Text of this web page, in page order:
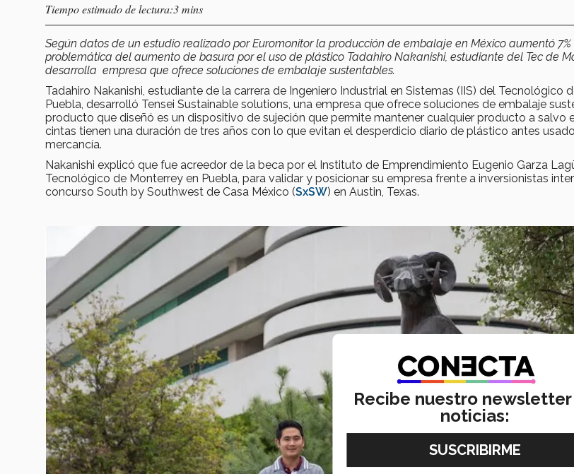
Tiempo estimado de lectura:3 mins
Según datos de un estudio realizado por Euromonitor la producción de embalaje en México aumentó 7%
problemática del aumento de basura por el uso de plástico Tadahiro Nakanishi, estudiante del Tec de
desarrolla empresa que ofrece soluciones de embalaje sustentables.
Tadahiro Nakanishi, estudiante de la carrera de Ingeniero Industrial en Sistemas (IIS) del Tecnológico
Puebla, desarrolló Tensei Sustainable solutions, una empresa que ofrece soluciones de embalaje
producto que diseñó es un dispositivo de sujeción que permite mantener cualquier producto a salvo
cintas tienen una duración de tres años con lo que evitan el desperdicio diario de plástico antes
mercancía.
Nakanishi explicó que fue acreedor de la beca por el Instituto de Emprendimiento Eugenio Garza
Tecnológico de Monterrey en Puebla, para validar y posicionar su empresa frente a inversionistas
concurso South by Southwest de Casa México (SxSW) en Austin, Texas.
Recibe nuestro
noticias: